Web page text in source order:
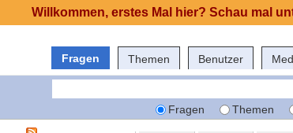
Fragen Themen Benutzer
Fragen Themen
Willkommen, erstes Mal hier? Schau mal